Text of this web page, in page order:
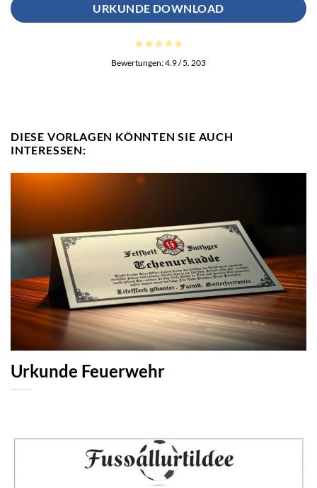
URKUNDE DOWNLOAD
Bewertungen:4.9/ 5. 203
DIESE VORLAGEN KÖNNTEN SIE AUCH
INTERESSEN:
Urkunde Feuerwehr